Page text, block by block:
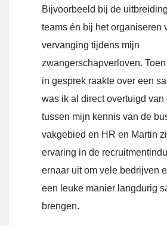
Bijvoorbeeld bij de
teams én bij het organiseren
vervanging tijdens mijn
zwangerschapverloven.
in gesprek raakte over een
was ik al direct overtuigd van
tussen mijn kennis van de
vakgebied en HR en Martin
ervaring in de
ernaar uit om vele bedrijven
een leuke manier langdurig
brengen.